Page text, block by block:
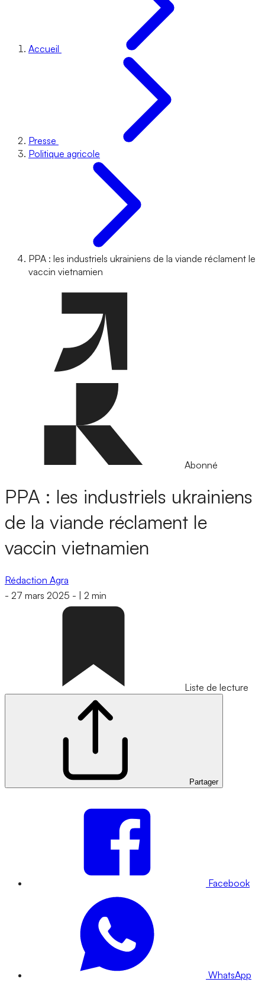
Accueil
Presse
Politique agricole
PPA : les industriels ukrainiens de la viande réclament le
vaccin vietnamien
Abonné
PPA : les industriels ukrainiens
de la viande réclament le
vaccin vietnamien
Rédaction Agra
- 27 mars 2025 - 2 min
Liste de lecture
Partager
Facebook
WhatsApp